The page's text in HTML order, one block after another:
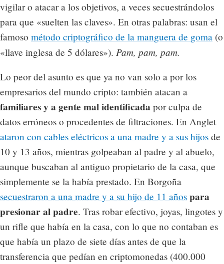
vigilar o atacar a los objetivos, a veces secuestrándolos
para que «suelten las claves». En otras palabras: usan el
famoso método criptográfico de la manguera de goma (o
«llave inglesa de 5 dólares»). Pam, pam, pam.
Lo peor del asunto es que ya no van solo a por los
empresarios del mundo cripto: también atacan a
familiares y a gente mal identificada por culpa de
datos erróneos o procedentes de filtraciones. En Anglet
ataron con cables eléctricos a una madre y a sus hijos de
10 y 13 años, mientras golpeaban al padre y al abuelo,
aunque buscaban al antiguo propietario de la casa, que
simplemente se la había prestado. En Borgoña
secuestraron a una madre y a su hijo de 11 años para
presionar al padre. Tras robar efectivo, joyas, lingotes y
un rifle que había en la casa, con lo que no contaban es
que había un plazo de siete días antes de que la
transferencia que pedían en criptomonedas (400.000